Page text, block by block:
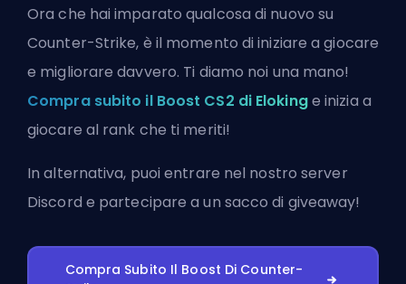
Ora che hai imparato qualcosa di nuovo su
Counter-Strike, è il momento di iniziare a giocare
e migliorare davvero. Ti diamo noi una mano!
Compra subito il Boost CS2 di Elokinge inizia a
giocare al rank che ti meriti!
In alternativa, puoientrare nel nostro server
Discord e partecipare a un sacco di giveaway!
Compra Subito Il Boost Di Counter-